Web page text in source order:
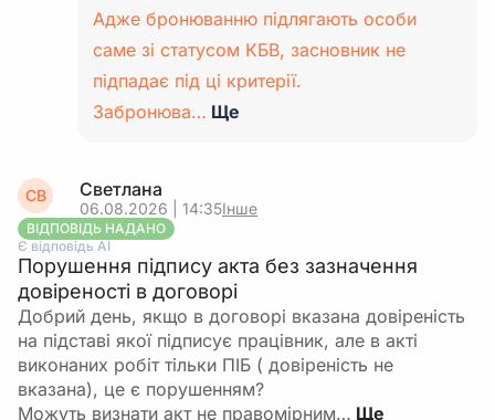
Адже бронюванню підлягають особи
саме зі статусом КБВ, засновник не
підпадає під ці критерії.
Забронюва… Ще
СВ Светлана
06.08.2026 | 14:35Інше
ВІДПОВІДЬ НАДАНО
Є відповідь АІ
Порушення підпису акта без зазначення
довіреності в договорі
Добрий день, якщо в договорі вказана довіреність
на підставі якої підписує працівник, але в акті
виконаних робіт тільки ПІБ ( довіреність не
вказана), це є порушенням?
Можуть визнати акт не правомірним…